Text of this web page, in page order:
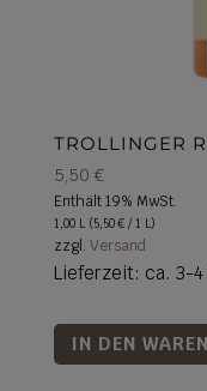
TROLLINGER
5,50 €
Enthält 19% MwSt.
1,00 L (5,50€/ 1 L)
zzgl. Versand
Lieferzeit: ca. 3-4
IN DEN